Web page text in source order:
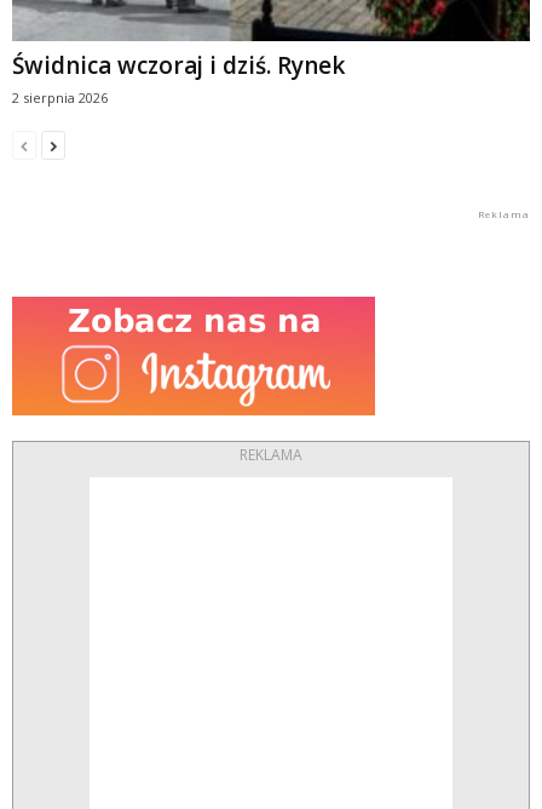
Świdnica wczoraj i dziś. Rynek
2 sierpnia 2026
REKLAMA